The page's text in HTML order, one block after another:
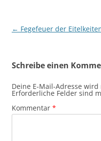
Beitragsnavigation
← Fegefeuer der
Schreibe einen
Deine E-Mail-Adresse
Erforderliche Felder sind
Kommentar *